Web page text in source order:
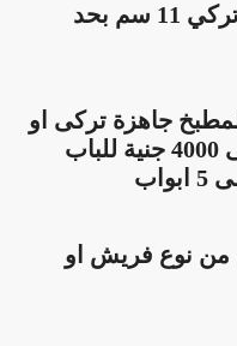
♦ باب الشقة الرئيسي مصفح تركي 11 سم بحد
جاهزة تركى او
صينى مستوردة pvc بحد اقصى 4000 جنية للباب
من نوع فريش او